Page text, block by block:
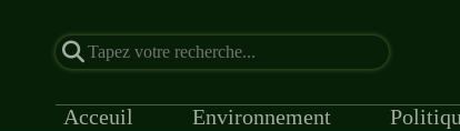
Acceuil Environnement